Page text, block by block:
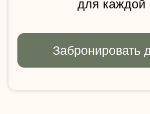
администратором